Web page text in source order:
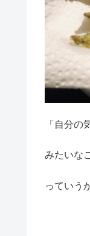
「自分の
みたいな
っていう